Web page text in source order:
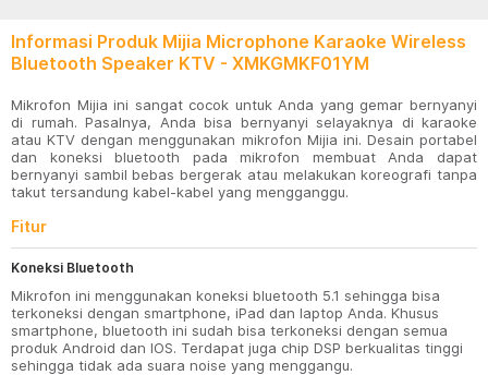
Informasi Produk Mijia Microphone Karaoke Wireless
Bluetooth Speaker KTV - XMKGMKF01YM
Mikrofon Mijia ini sangat cocok untuk Anda yang gemar bernyanyi
di rumah. Pasalnya, Anda bisa bernyanyi selayaknya di karaoke
atau KTV dengan menggunakan mikrofon Mijia ini. Desain portabel
dan koneksi bluetooth pada mikrofon membuat Anda dapat
bernyanyi sambil bebas bergerak atau melakukan koreografi tanpa
takut tersandung kabel-kabel yang mengganggu.
Fitur
Koneksi Bluetooth
Mikrofon ini menggunakan koneksi bluetooth 5.1 sehingga bisa
terkoneksi dengan smartphone, iPad dan laptop Anda. Khusus
smartphone, bluetooth ini sudah bisa terkoneksi dengan semua
produk Android dan IOS. Terdapat juga chip DSP berkualitas tinggi
sehingga tidak ada suara noise yang menggangu.